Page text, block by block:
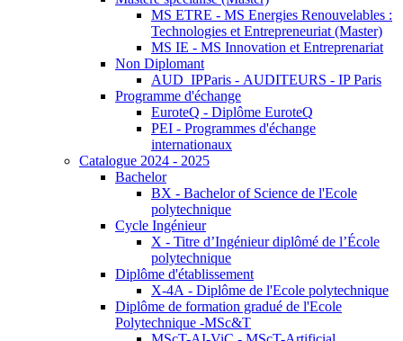
MS ETRE - MS Energies Renouvelables :
Technologies et Entrepreneuriat (Master)
MS IE - MS Innovation et Entreprenariat
Non Diplomant
AUD_IPParis - AUDITEURS - IP Paris
Programme d'échange
EuroteQ - Diplôme EuroteQ
PEI - Programmes d'échange
internationaux
Catalogue 2024 - 2025
Bachelor
BX - Bachelor of Science de l'Ecole
polytechnique
Cycle Ingénieur
X - Titre d’Ingénieur diplômé de l’École
polytechnique
Diplôme d'établissement
X-4A - Diplôme de l'Ecole polytechnique
Diplôme de formation gradué de l'Ecole
Polytechnique -MSc&T